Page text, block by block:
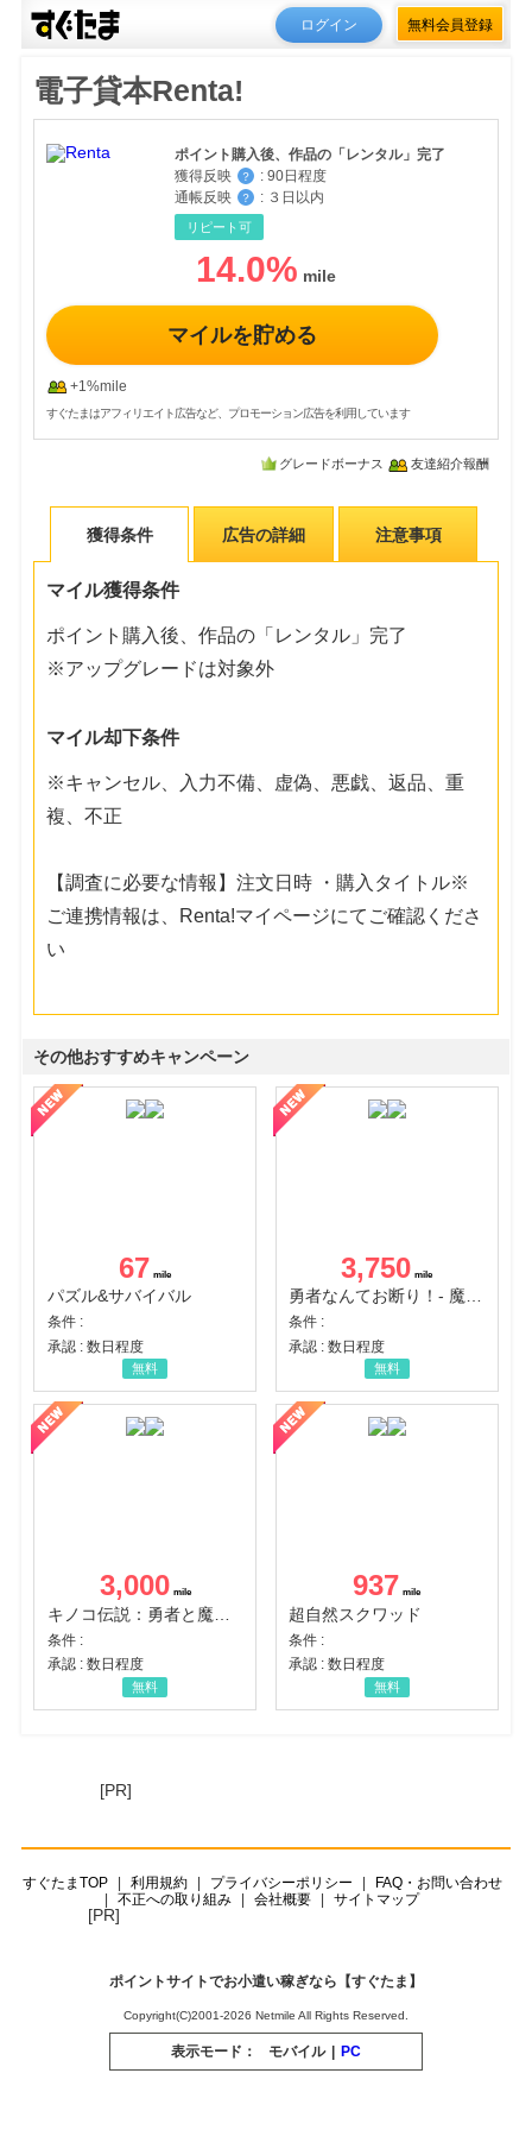
ログイン 無料会員登録
電子貸本Renta!
ポイント購入後、作品の「レンタル」完了
獲得反映
？ : 90日程度
通帳反映
？ : ３日以内
リピート可
14.0%
マイルを貯める
+1%mile
すぐたまはアフィリエイト広告など、プロモーション広告を利用しています
グレードボーナス 友達紹介報酬
獲得条件 広告の詳細 注意事項
マイル獲得条件
ポイント購入後、作品の「レンタル」完了
※アップグレードは対象外
マイル却下条件
※キャンセル、入力不備、虚偽、悪戯、返品、重
複、不正
【調査に必要な情報】注文日時 ・購入タイトル※
ご連携情報は、Renta!マイページにてご確認くださ
い
その他おすすめキャンペーン
67
パズル&サバイバル
条件 :
承認 : 数日程度
無料
3,750
勇者なんてお断り！- 魔王の力で異世界征服
条件 :
承認 : 数日程度
無料
3,000
条件 :
承認 : 数日程度
無料
937
超自然スクワッド
条件 :
承認 : 数日程度
無料
[PR]
すぐたまTOP 利用規約 プライバシーポリシー
FAQ・お問い合わせ
不正への取り組み
会社概要 サイトマップ
[PR]
ポイントサイトでお小遣い稼ぎなら【すぐたま】
Copyright(C)2001-2026 Netmile All Rights Reserved.
表示モード： モバイル | PC